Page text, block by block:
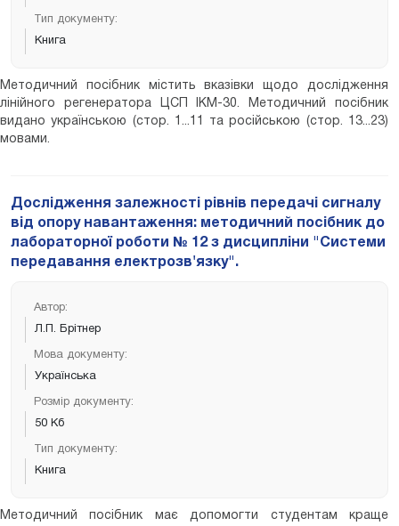
Тип документу:
Книга
Методичний посібник містить вказівки щодо дослідження
лінійного регенератора ЦСП ІКМ-30. Методичний посібник
видано українською (стор. 1...11 та російською (стор. 13...23)
мовами.
Дослідження залежності рівнів передачі сигналу
від опору навантаження: методичний посібник до
лабораторної роботи № 12 з дисципліни "Системи
передавання електрозв'язку".
Автор:
Л.П. Брітнер
Мова документу:
Українська
Розмір документу:
50 Кб
Тип документу:
Книга
Методичний посібник має допомогти студентам краще